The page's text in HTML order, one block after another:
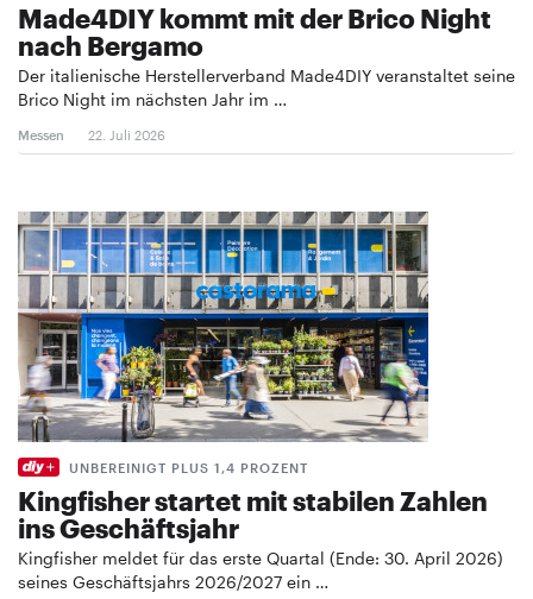
Made4DIY kommt mit der Brico Night
nach Bergamo
Der italienische Herstellerverband Made4DIY veranstaltet seine
Brico Night im nächsten Jahr im …
Messen 22. Juli 2026
UNBEREINIGT PLUS 1,4 PROZENT
Kingfisher startet mit stabilen Zahlen
ins Geschäftsjahr
Kingfisher meldet für das erste Quartal (Ende: 30. April 2026)
seines Geschäftsjahrs 2026/2027 ein …